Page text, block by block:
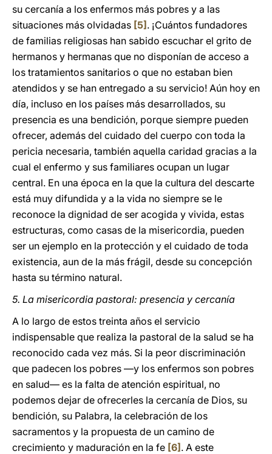
su cercanía a los enfermos más pobres y a las
situaciones más olvidadas [5] . ¡Cuántos fundadores
de familias religiosas han sabido escuchar el grito de
hermanos y hermanas que no disponían de acceso a
los tratamientos sanitarios o que no estaban bien
atendidos y se han entregado a su servicio! Aún hoy en
día, incluso en los países más desarrollados, su
presencia es una bendición, porque siempre pueden
ofrecer, además del cuidado del cuerpo con toda la
pericia necesaria, también aquella caridad gracias a la
cual el enfermo y sus familiares ocupan un lugar
central. En una época en la que la cultura del descarte
está muy difundida y a la vida no siempre se le
reconoce la dignidad de ser acogida y vivida, estas
estructuras, como casas de la misericordia, pueden
ser un ejemplo en la protección y el cuidado de toda
existencia, aun de la más frágil, desde su concepción
hasta su término natural.
5. La misericordia pastoral: presencia y cercanía
A lo largo de estos treinta años el servicio
indispensable que realiza la pastoral de la salud se ha
reconocido cada vez más. Si la peor discriminación
que padecen los pobres —y los enfermos son pobres
en salud— es la falta de atención espiritual, no
podemos dejar de ofrecerles la cercanía de Dios, su
bendición, su Palabra, la celebración de los
sacramentos y la propuesta de un camino de
crecimiento y maduración en la fe [6] . A este